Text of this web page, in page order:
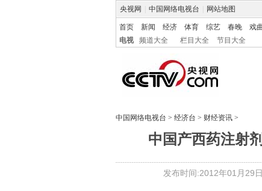
央视网 中国网络电视台 网站地图
首页 新闻 经济 体育 综艺 春晚 戏
电视
频道大全 栏目大全 节目大全
中国网络电视台 > 经济台 > 财经资讯 >
中国产西药注射
发布时间:2012年01月29